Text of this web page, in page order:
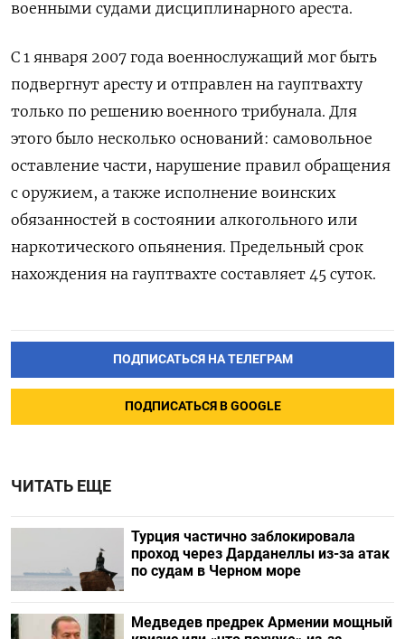
военными судами дисциплинарного ареста.
С 1 января 2007 года военнослужащий мог быть
подвергнут аресту и отправлен на гауптвахту
только по решению военного трибунала. Для
этого было несколько оснований: самовольное
оставление части, нарушение правил обращения
с оружием, а также исполнение воинских
обязанностей в состоянии алкогольного или
наркотического опьянения. Предельный срок
нахождения на гауптвахте составляет 45 суток.
ПОДПИСАТЬСЯ НА ТЕЛЕГРАМ
ПОДПИСАТЬСЯ В GOOGLE
ЧИТАТЬ ЕЩЕ
Турция частично заблокировала
проход через Дарданеллы из-за атак
по судам в Черном море
Медведев предрек Армении мощный